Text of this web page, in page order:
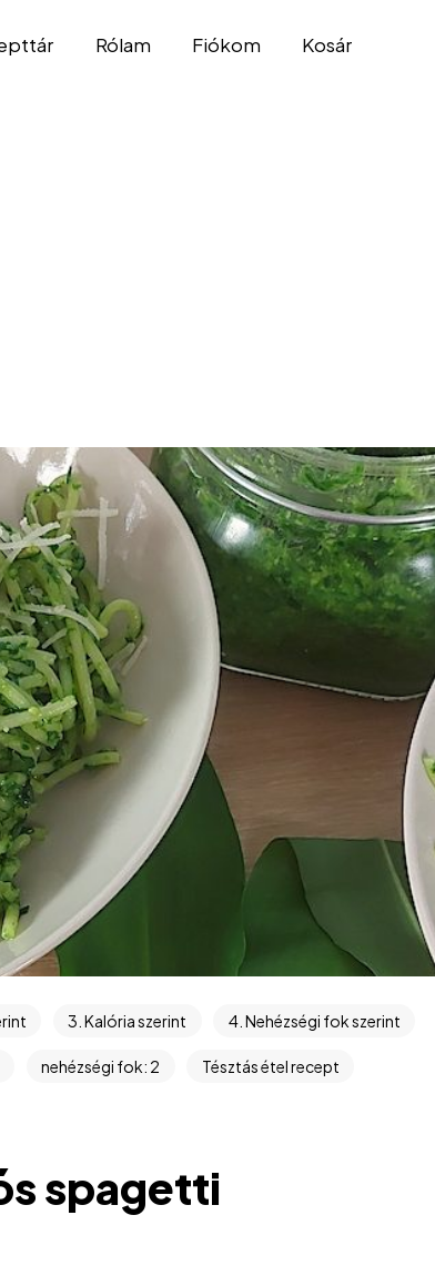
Rólam Fiókom Kosár
3. Kalória szerint 4. Nehézségi fok szerint
nehézségi fok: 2 Tésztás étel recept
spagetti